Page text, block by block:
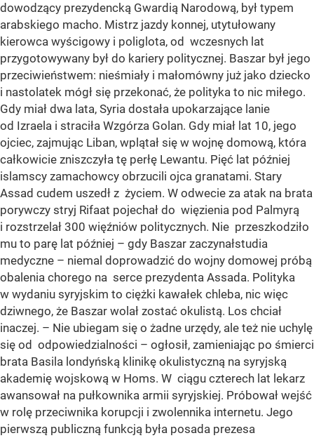
dowodzący prezydencką Gwardią Narodową, był typem
arabskiego macho. Mistrz jazdy konnej, utytułowany
kierowca wyścigowy i poliglota, od wczesnych lat
przygotowywany był do kariery politycznej. Baszar był jego
przeciwieństwem: nieśmiały i małomówny już jako dziecko
i nastolatek mógł się przekonać, że polityka to nic miłego.
Gdy miał dwa lata, Syria dostała upokarzające lanie
od Izraela i straciła Wzgórza Golan. Gdy miał lat 10, jego
ojciec, zajmując Liban, wplątał się w wojnę domową, która
całkowicie zniszczyła tę perłę Lewantu. Pięć lat później
islamscy zamachowcy obrzucili ojca granatami. Stary
Assad cudem uszedł z życiem. W odwecie za atak na brata
porywczy stryj Rifaat pojechał do więzienia pod Palmyrą
i rozstrzelał 300 więźniów politycznych. Nie przeszkodziło
mu to parę lat później – gdy Baszar zaczynałstudia
medyczne – niemal doprowadzić do wojny domowej próbą
obalenia chorego na serce prezydenta Assada. Polityka
w wydaniu syryjskim to ciężki kawałek chleba, nic więc
dziwnego, że Baszar wolał zostać okulistą. Los chciał
inaczej. – Nie ubiegam się o żadne urzędy, ale też nie uchylę
się od odpowiedzialności – ogłosił, zamieniając po śmierci
brata Basila londyńską klinikę okulistyczną na syryjską
akademię wojskową w Homs. W ciągu czterech lat lekarz
awansował na pułkownika armii syryjskiej. Próbował wejść
w rolę przeciwnika korupcji i zwolennika internetu. Jego
pierwszą publiczną funkcją była posada prezesa